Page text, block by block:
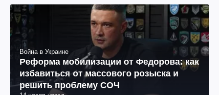
Война в Украине
Реформа мобилизации от Федорова: как
избавиться от массового розыска и
решить проблему СОЧ